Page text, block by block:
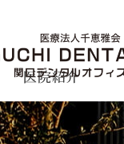
医院紹介